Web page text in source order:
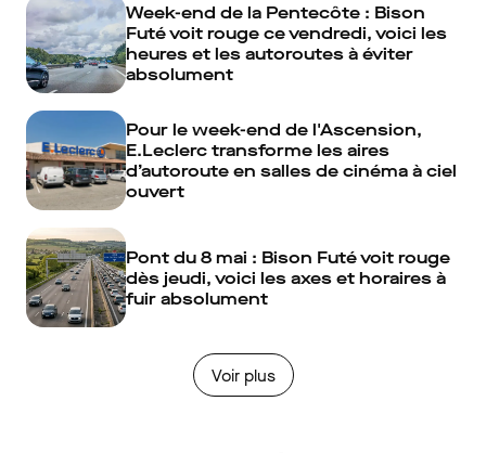
Week-end de la Pentecôte : Bison
Futé voit rouge ce vendredi, voici les
heures et les autoroutes à éviter
absolument
Pour le week-end de l'Ascension,
E.Leclerc transforme les aires
d’autoroute en salles de cinéma à ciel
ouvert
Pont du 8 mai : Bison Futé voit rouge
dès jeudi, voici les axes et horaires à
fuir absolument
Voir plus